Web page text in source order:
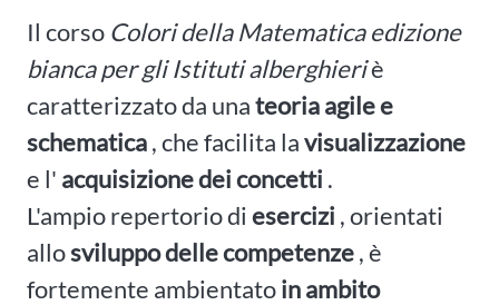
Il corso Colori della Matematica edizione
bianca per gli Istituti alberghieriè
caratterizzato da unateoria agile e
schematica, che facilita lavisualizzazione
e l' acquisizione dei concetti .
L'ampio repertorio diesercizi , orientati
allosviluppo delle competenze, è
fortemente ambientatoin ambito